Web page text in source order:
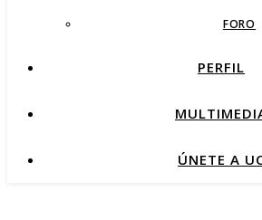
FORO
PERFIL
ÚNETE A